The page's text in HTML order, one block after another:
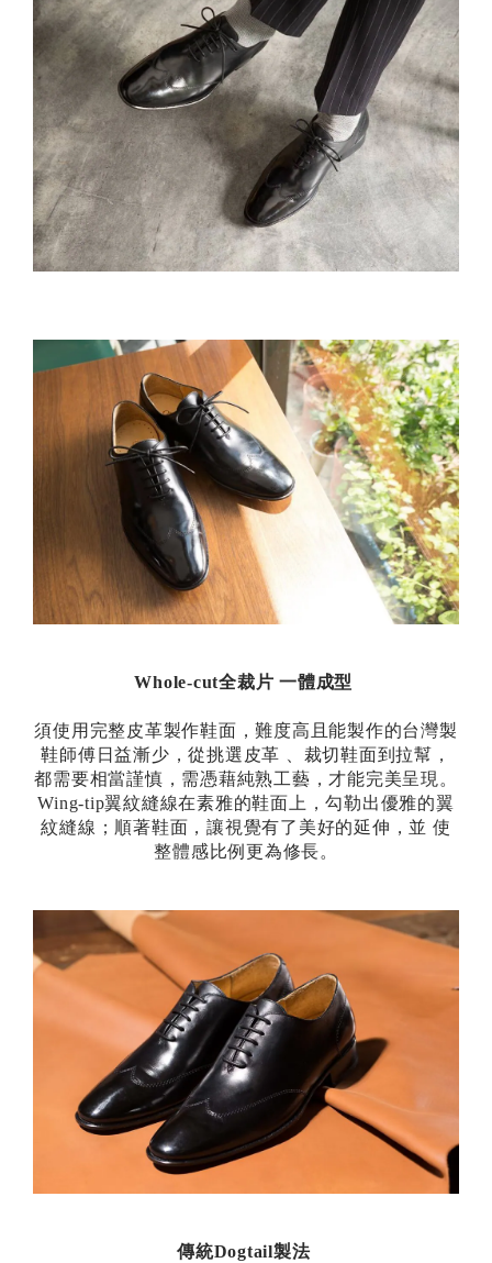
Whole-cut全裁片 一體成型
須使用完整皮革製作鞋面，難度高且能製作的台灣製
鞋師傅日益漸少，從挑選皮革 、裁切鞋面到拉幫，
都需要相當謹慎，需憑藉純熟工藝，才能完美呈現。
Wing-tip翼紋縫線在素雅的鞋面上，勾勒出優雅的翼
紋縫線；順著鞋面，讓視覺有了美好的延伸，並 使
整體感比例更為修長。
傳統Dogtail製法